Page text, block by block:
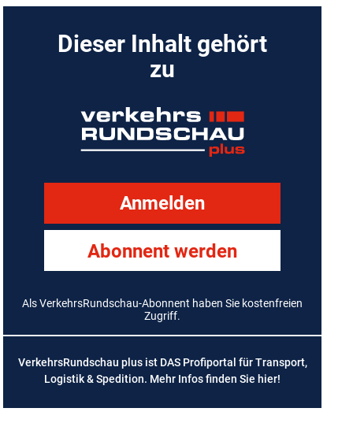
Dieser Inhalt gehört
zu
Anmelden
Abonnent werden
Als VerkehrsRundschau-Abonnent haben Sie kostenfreien
Zugriff.
VerkehrsRundschau plus ist DAS Profiportal für Transport,
Logistik & Spedition. Mehr Infos finden Sie hier!